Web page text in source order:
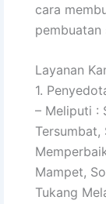
cara
pembuatan
Layanan
1.
– Meliputi :
Tersumbat,
Mampet,
Tukang